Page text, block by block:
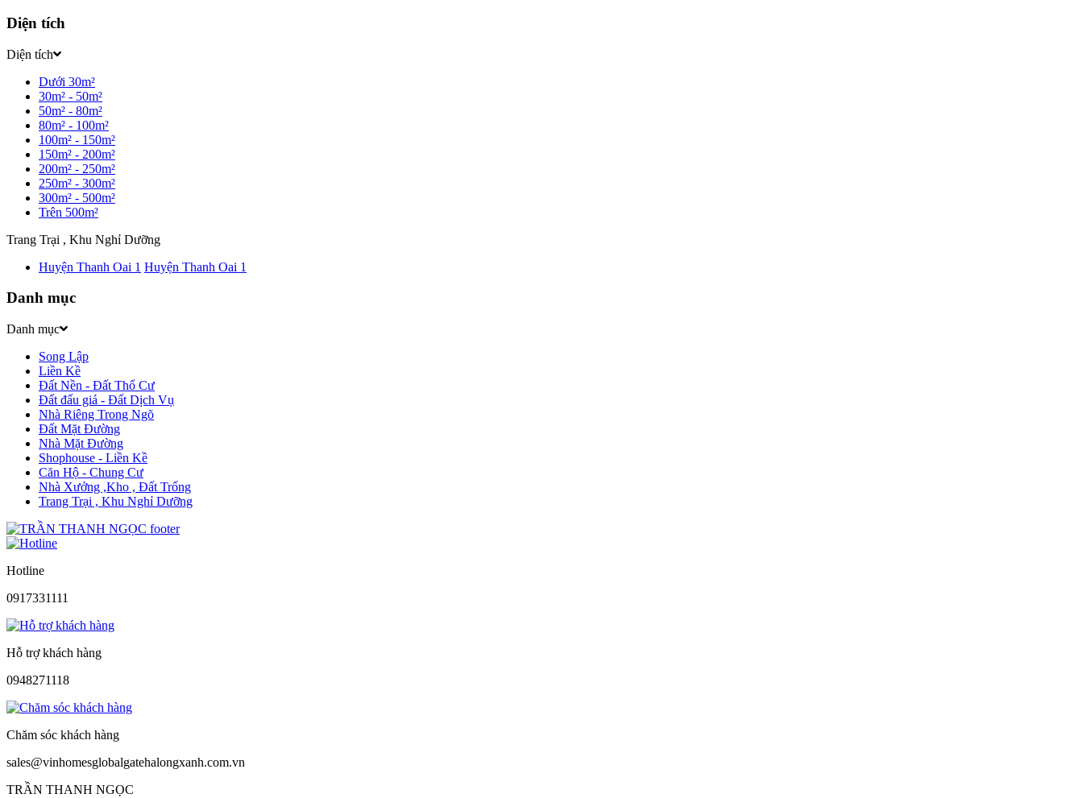
Diện tích
Diện tích
Dưới 30m²
30m² - 50m²
50m² - 80m²
80m² - 100m²
100m² - 150m²
150m² - 200m²
200m² - 250m²
250m² - 300m²
300m² - 500m²
Trên 500m²
Trang Trại , Khu Nghỉ Dưỡng
Huyện Thanh Oai 1 Huyện Thanh Oai 1
Danh mục
Danh mục
Song Lập
Liền Kề
Đất Nền - Đất Thổ Cư
Đất đấu giá - Đất Dịch Vụ
Nhà Riêng Trong Ngõ
Đất Mặt Đường
Nhà Mặt Đường
Shophouse - Liền Kề
Căn Hộ - Chung Cư
Nhà Xưởng ,Kho , Đất Trống
Trang Trại , Khu Nghỉ Dưỡng
Hotline
0917331111
Hỗ trợ khách hàng
0948271118
Chăm sóc khách hàng
sales@vinhomesglobalgatehalongxanh.com.vn
TRẦN THANH NGỌC